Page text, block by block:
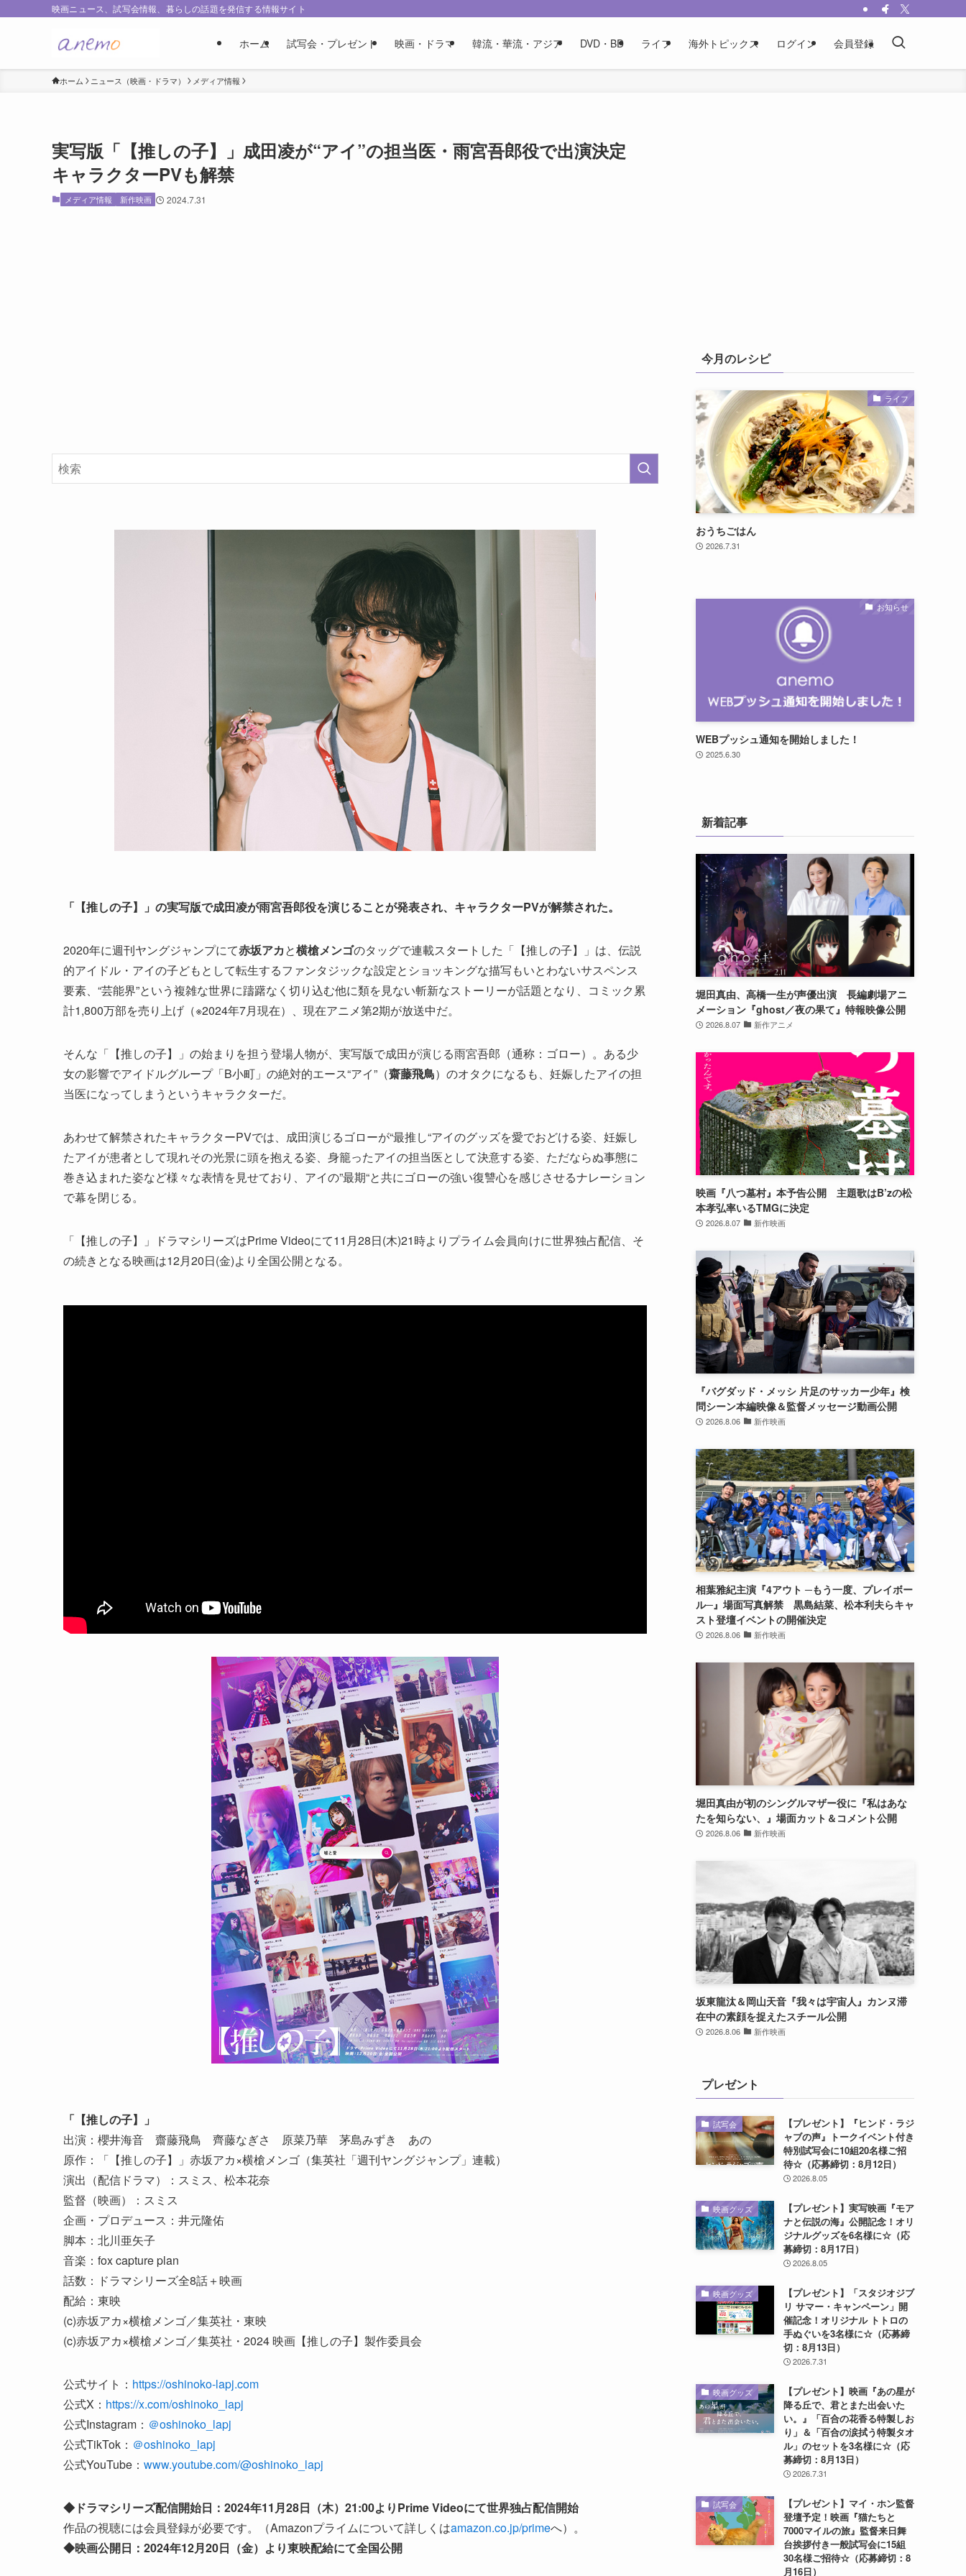
映画ニュース、試写会情報、暮らしの話題を発信する情報サイト
ホーム 試写会・プレゼント 映画・ドラマ 韓流・華流・アジア DVD・BD ライフ 海外トピックス ログイン 会員登録
ホーム ニュース（映画・ドラマ） メディア情報
実写版「【推しの子】」成田凌が“アイ”の担当医・雨宮吾郎役で出演決定
キャラクターPVも解禁
メディア情報 新作映画 2024.7.31
「【推しの子】」 の実写版で成田凌が雨宮吾郎役を演じることが発表され、キャラクターPVが解禁された。
2020年に週刊ヤングジャンプにて赤坂アカと横槍メンゴのタッグで連載スタートした「【推しの子】」は、伝説
的アイドル・アイの子どもとして転生するファンタジックな設定とショッキングな描写もいとわないサスペンス
要素、“芸能界”という複雑な世界に躊躇なく切り込む他に類を見ない斬新なストーリーが話題となり、コミック累
計1,800万部を売り上げ（※2024年7月現在）、現在アニメ第2期が放送中だ。
そんな「【推しの子】」の始まりを担う登場人物が、実写版で成田が演じる雨宮吾郎（通称：ゴロー）。ある少
女の影響でアイドルグループ「B小町」の絶対的エース“アイ”（齋藤飛鳥）のオタクになるも、妊娠したアイの担
当医になってしまうというキャラクターだ。
あわせて解禁されたキャラクターPVでは、成田演じるゴローが“最推し“アイのグッズを愛でおどける姿、妊娠し
たアイが患者として現れその光景に頭を抱える姿、身籠ったアイの担当医として決意する姿、ただならぬ事態に
巻き込まれた姿など様々な表情を見せており、アイの”最期“と共にゴローの強い復讐心を感じさせるナレーション
で幕を閉じる。
「【推しの子】」ドラマシリーズはPrime Videoにて11月28日(木)21時よりプライム会員向けに世界独占配信、そ
の続きとなる映画は12月20日(金)より全国公開となる。
「【推しの子】」
出演：櫻井海音 齋藤飛鳥 齊藤なぎさ 原菜乃華 茅島みずき あの
原作：「【推しの子】」赤坂アカ×横槍メンゴ（集英社「週刊ヤングジャンプ」連載）
演出（配信ドラマ）：スミス、松本花奈
監督（映画）：スミス
企画・プロデュース：井元隆佑
脚本：北川亜矢子
音楽：fox capture plan
話数：ドラマシリーズ全8話＋映画
配給：東映
(c)赤坂アカ×横槍メンゴ／集英社・東映
(c)赤坂アカ×横槍メンゴ／集英社・2024 映画【推しの子】製作委員会
公式サイト： https://oshinoko-lapj.com
公式X： https://x.com/oshinoko_lapj
公式Instagram： ＠oshinoko_lapj
公式TikTok： ＠oshinoko_lapj
公式YouTube： www.youtube.com/@oshinoko_lapj
◆ドラマシリーズ配信開始日：2024年11月28日（木）21:00よりPrime Videoにて世界独占配信開始
作品の視聴には会員登録が必要です。（Amazonプライムについて詳しくはamazon.co.jp/primeへ）。
◆映画公開日：2024年12月20日（金）より東映配給にて全国公開
今月のレシピ
ライフ
おうちごはん
2026.7.31
お知らせ
WEBプッシュ通知を開始しました！
2025.6.30
新着記事
堀田真由、高橋一生が声優出演 長編劇場アニ
メーション『ghost／夜の果て』特報映像公開
2026.8.07 新作アニメ
映画『八つ墓村』本予告公開 主題歌はB’zの松
本孝弘率いるTMGに決定
2026.8.07 新作映画
『バグダッド・メッシ 片足のサッカー少年』検
問シーン本編映像＆監督メッセージ動画公開
2026.8.06 新作映画
相葉雅紀主演『4アウト ─もう一度、プレイボー
ル─』場面写真解禁 黒島結菜、松本利夫らキャ
スト登壇イベントの開催決定
2026.8.06 新作映画
堀田真由が初のシングルマザー役に『私はあな
たを知らない、』場面カット＆コメント公開
2026.8.06 新作映画
坂東龍汰＆岡山天音『我々は宇宙人』カンヌ滞
在中の素顔を捉えたスチール公開
2026.8.06 新作映画
プレゼント
試写会
【プレゼント】『ヒンド・ラジ
ャブの声』トークイベント付き
特別試写会に10組20名様ご招
待☆（応募締切：8月12日）
2026.8.05
映画グッズ
【プレゼント】実写映画『モア
ナと伝説の海』公開記念！オリ
ジナルグッズを6名様に☆（応
募締切：8月17日）
2026.8.05
映画グッズ
【プレゼント】「スタジオジブ
リ サマー・キャンペーン」開
催記念！オリジナル トトロの
手ぬぐいを3名様に☆（応募締
切：8月13日）
2026.7.31
映画グッズ
【プレゼント】映画『あの星が
降る丘で、君とまた出会いた
い。』「百合の花香る特製しお
り」＆「百合の涙拭う特製タオ
ル」のセットを3名様に☆（応
募締切：8月13日）
2026.7.31
試写会
【プレゼント】マイ・ホン監督
登壇予定！映画『猫たちと
7000マイルの旅』監督来日舞
台挨拶付き一般試写会に15組
30名様ご招待☆（応募締切：8
月16日）